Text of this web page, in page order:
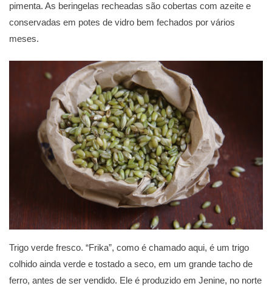
pimenta. As beringelas recheadas são cobertas com azeite e
conservadas em potes de vidro bem fechados por vários
meses.
Trigo verde fresco. “Frika”, como é chamado aqui, é um trigo
colhido ainda verde e tostado a seco, em um grande tacho de
ferro, antes de ser vendido. Ele é produzido em Jenine, no norte